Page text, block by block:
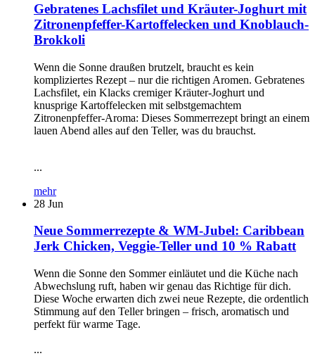
Gebratenes Lachsfilet und Kräuter-Joghurt mit
Zitronenpfeffer-Kartoffelecken und Knoblauch-
Brokkoli
Wenn die Sonne draußen brutzelt, braucht es kein
kompliziertes Rezept – nur die richtigen Aromen. Gebratenes
Lachsfilet, ein Klacks cremiger Kräuter-Joghurt und
knusprige Kartoffelecken mit selbstgemachtem
Zitronenpfeffer-Aroma: Dieses Sommerrezept bringt an einem
lauen Abend alles auf den Teller, was du brauchst.
...
mehr
28 Jun
Neue Sommerrezepte & WM-Jubel: Caribbean
Jerk Chicken, Veggie-Teller und 10 % Rabatt
Wenn die Sonne den Sommer einläutet und die Küche nach
Abwechslung ruft, haben wir genau das Richtige für dich.
Diese Woche erwarten dich zwei neue Rezepte, die ordentlich
Stimmung auf den Teller bringen – frisch, aromatisch und
perfekt für warme Tage.
...